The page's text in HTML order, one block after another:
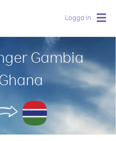
Logga in
Gambia